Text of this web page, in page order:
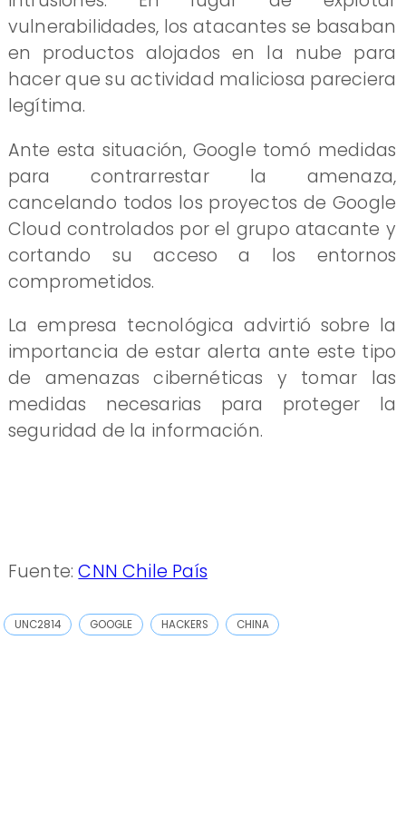
vulnerabilidades, los atacantes se basaban
en productos alojados en la nube para
hacer que su actividad maliciosa pareciera
legítima.
Ante esta situación, Google tomó medidas
para contrarrestar la amenaza,
cancelando todos los proyectos de Google
Cloud controlados por el grupo atacante y
cortando su acceso a los entornos
comprometidos.
La empresa tecnológica advirtió sobre la
importancia de estar alerta ante este tipo
de amenazas cibernéticas y tomar las
medidas necesarias para proteger la
seguridad de la información.
Fuente:CNN Chile País
UNC2814 GOOGLE HACKERS CHINA